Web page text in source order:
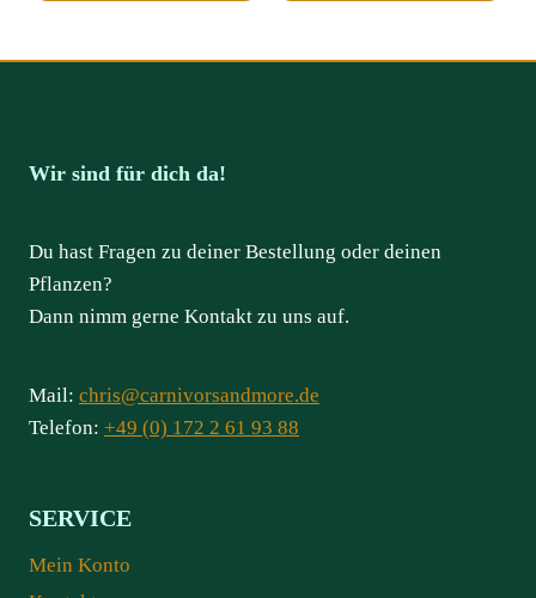
Wir sind für dich da!
Du hast Fragen zu deiner Bestellung oder deinen
Pflanzen?
Dann nimm gerne Kontakt zu uns auf.
Mail: chris@carnivorsandmore.de
Telefon: +49 (0) 172 2 61 93 88
SERVICE
Mein Konto